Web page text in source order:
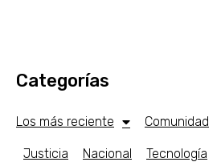
Categorías
Los más reciente Comunidad
Justicia Nacional Tecnología